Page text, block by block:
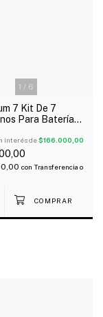
1 / 6
7 Kit De 7
Para Batería
interés de$166.000,00
con Transferencia o